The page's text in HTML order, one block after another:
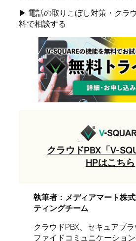
▶ 電話の取りこぼし対策・クラ
料で相談する
クラウドPBX「V-
HPはこちら
執筆者：メディアマート株
ティングチーム
クラウドPBX、セキュアブ
ファイドコミュニケーショ